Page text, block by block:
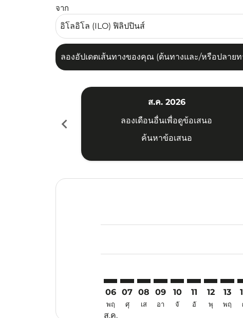
จาก
ลองอัปเดตเส้นทางของคุณ (ต้นทางและ/หรือปลาย
chevron_left
ส.ค. 2026
ลองเดือนอื่นเพื่อดูข้อเสนอ
ค้นหาข้อเสนอ
06
พฤ
ส.ค.
07
ศุ
08
เส
09
อา
10
จั
11
อั
12
พุ
13
พฤ